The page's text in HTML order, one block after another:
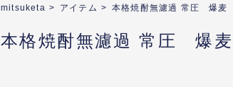
mitsuketa > アイテム >本格焼酎無濾過 常圧 爆麦
本格焼酎無濾過 常圧 爆麦